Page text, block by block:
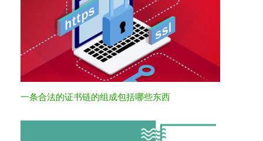
一条合法的证书链的组成包括哪些东西